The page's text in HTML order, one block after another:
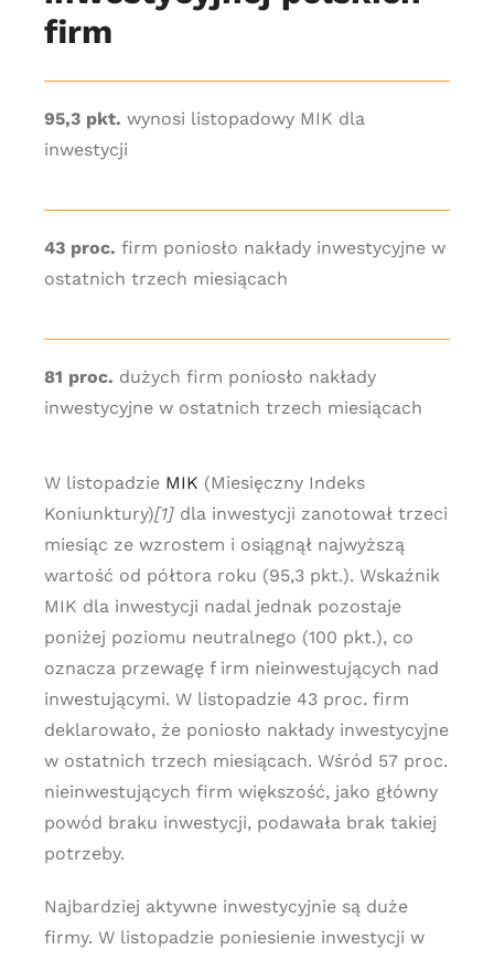
firm
95,3 pkt. wynosi listopadowy MIK dla
inwestycji
43 proc. firm poniosło nakłady inwestycyjne w
ostatnich trzech miesiącach
81 proc. dużych firm poniosło nakłady
inwestycyjne w ostatnich trzech miesiącach
W listopadzie MIK (Miesięczny Indeks
Koniunktury)[1]dla inwestycji zanotował trzeci
miesiąc ze wzrostem i osiągnął najwyższą
wartość od półtora roku (95,3 pkt.). Wskaźnik
MIK dla inwestycji nadal jednak pozostaje
poniżej poziomu neutralnego (100 pkt.), co
oznacza przewagę f irm nieinwestujących nad
inwestującymi. W listopadzie 43 proc. firm
deklarowało, że poniosło nakłady inwestycyjne
w ostatnich trzech miesiącach. Wśród 57 proc.
nieinwestujących firm większość, jako główny
powód braku inwestycji, podawała brak takiej
potrzeby.
Najbardziej aktywne inwestycyjnie są duże
firmy. W listopadzie poniesienie inwestycji w